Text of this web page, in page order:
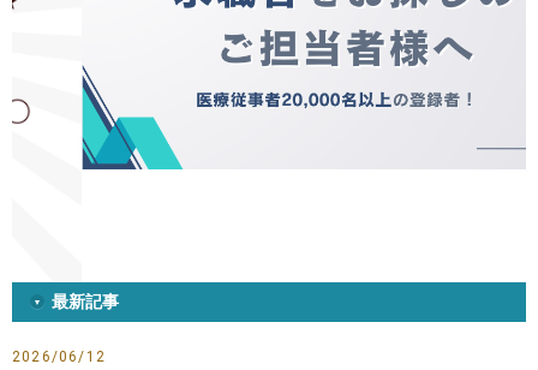
最新記事
2026/06/12